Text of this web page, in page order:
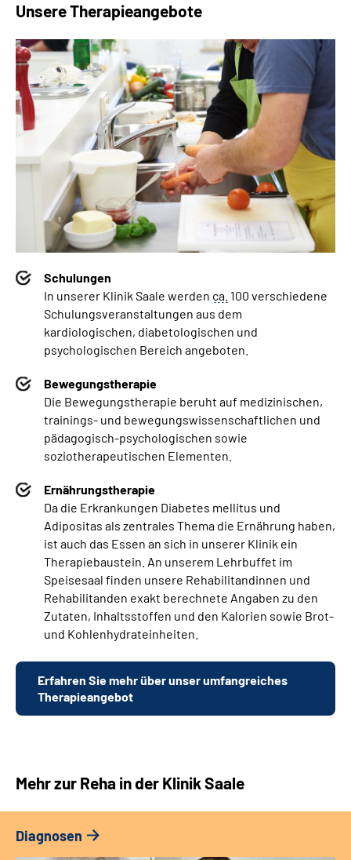
Unsere Therapieangebote
Schulungen
In unserer Klinik Saale werden ca. 100 verschiedene
Schulungsveranstaltungen aus dem
kardiologischen, diabetologischen und
psychologischen Bereich angeboten.
Bewegungstherapie
Die Bewegungstherapie beruht auf medizinischen,
trainings- und bewegungswissenschaftlichen und
pädagogisch-psychologischen sowie
soziotherapeutischen Elementen.
Ernährungstherapie
Da die Erkrankungen Diabetes mellitus und
Adipositas als zentrales Thema die Ernährung haben,
ist auch das Essen an sich in unserer Klinik ein
Therapiebaustein. An unserem Lehrbuffet im
Speisesaal finden unsere Rehabilitandinnen und
Rehabilitanden exakt berechnete Angaben zu den
Zutaten, Inhaltsstoffen und den Kalorien sowie Brot-
und Kohlenhydrateinheiten.
Erfahren Sie mehr über unser umfangreiches
Therapieangebot
Mehr zur Reha in der Klinik Saale
Diagnosen